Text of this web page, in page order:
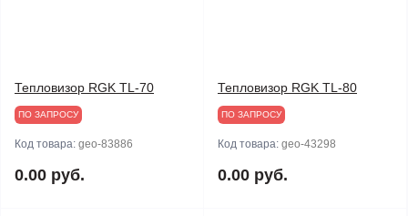
Тепловизор RGK TL-70
ПО ЗАПРОСУ
Код товара: geo-83886
0.00 руб.
Тепловизор RGK TL-80
ПО ЗАПРОСУ
Код товара: geo-43298
0.00 руб.